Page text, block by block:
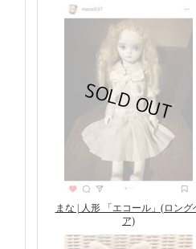
まな | 人形 「エコール」(ロング
ア)